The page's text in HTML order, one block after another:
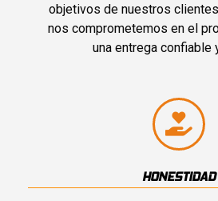
objetivos de nuestros
nos comprometemos en el
una entrega confiable
HONESTIDAD